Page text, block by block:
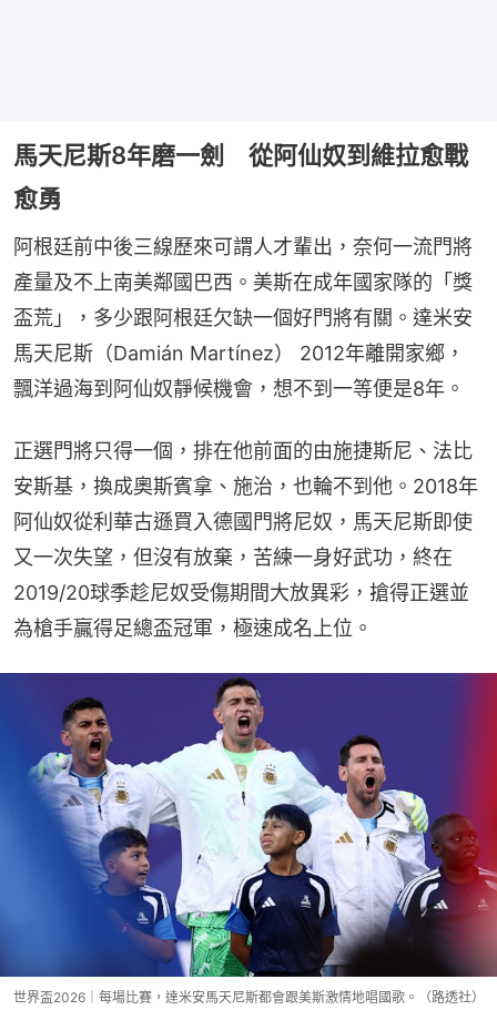
馬天尼斯8年磨一劍 從阿仙奴到維拉愈戰
愈勇
阿根廷前中後三線歷來可謂人才輩出，奈何一流門將
產量及不上南美鄰國巴西。美斯在成年國家隊的「獎
盃荒」，多少跟阿根廷欠缺一個好門將有關。達米安
馬天尼斯（Damián Martínez） 2012年離開家鄉，
飄洋過海到阿仙奴靜候機會，想不到一等便是8年。
正選門將只得一個，排在他前面的由施捷斯尼、法比
安斯基，換成奧斯賓拿、施治，也輪不到他。2018年
阿仙奴從利華古遜買入德國門將尼奴，馬天尼斯即使
又一次失望，但沒有放棄，苦練一身好武功，終在
2019/20球季趁尼奴受傷期間大放異彩，搶得正選並
為槍手贏得足總盃冠軍，極速成名上位。
世界盃2026｜每場比賽，達米安馬天尼斯都會跟美斯激情地唱國歌。（路透社）